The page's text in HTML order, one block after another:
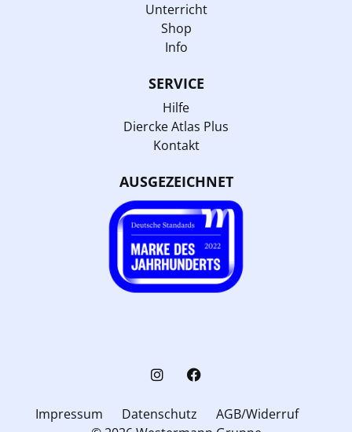
Unterricht
Shop
Info
SERVICE
Hilfe
Diercke Atlas Plus
Kontakt
AUSGEZEICHNET
Impressum Datenschutz
AGB/Widerruf